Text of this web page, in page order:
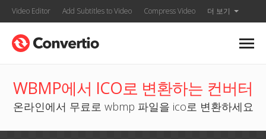
Video Editor Add Subtitles to Video Compress Video 더 보기
WBMP에서 ICO로 변환하는 컨버터
온라인에서 무료로 wbmp 파일을 ico로 변환하세요